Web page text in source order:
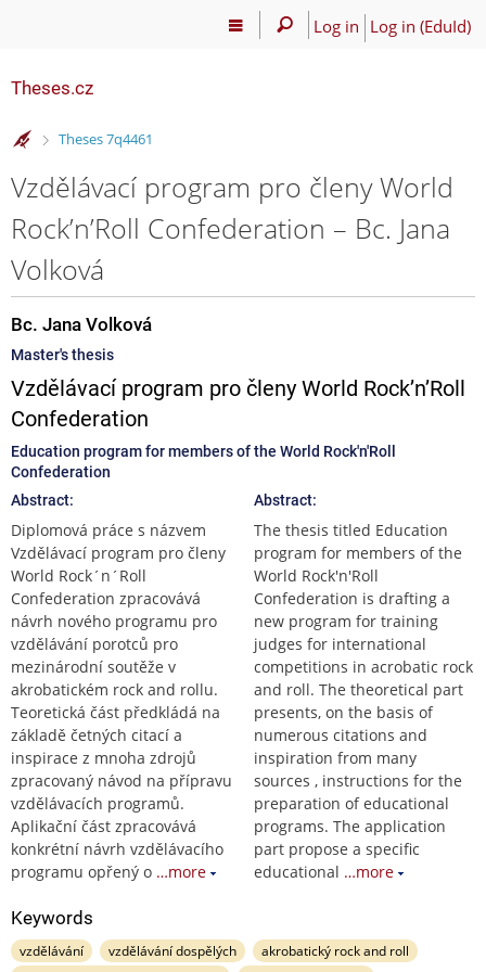
Log in Log in (EduId)
Theses.cz
>
Theses 7q4461
Vzdělávací program pro členy World
Rock’n’Roll Confederation – Bc. Jana
Volková
Bc. Jana Volková
Master's thesis
Vzdělávací program pro členy World Rock’n’Roll
Confederation
Education program for members of the World Rock'n'Roll
Confederation
Abstract:
Diplomová práce s názvem
Vzdělávací program pro členy
World Rock´n´Roll
Confederation zpracovává
návrh nového programu pro
vzdělávání porotců pro
mezinárodní soutěže v
akrobatickém rock and rollu.
Teoretická část předkládá na
základě četných citací a
inspirace z mnoha zdrojů
zpracovaný návod na přípravu
vzdělávacích programů.
Aplikační část zpracovává
konkrétní návrh vzdělávacího
programu opřený o …more
Abstract:
The thesis titled Education
program for members of the
World Rock'n'Roll
Confederation is drafting a
new program for training
judges for international
competitions in acrobatic rock
and roll. The theoretical part
presents, on the basis of
numerous citations and
inspiration from many
sources , instructions for the
preparation of educational
programs. The application
part propose a specific
educational …more
Keywords
vzdělávání vzdělávání dospělých
akrobatický rock and roll